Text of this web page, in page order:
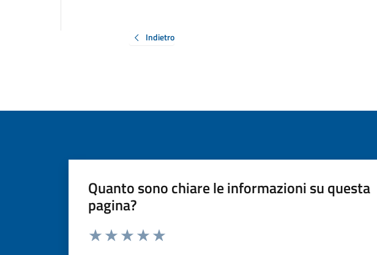
Indietro
Quanto sono chiare le informazioni su questa
pagina?
Valuta da 1 a 5 stelle la pagina